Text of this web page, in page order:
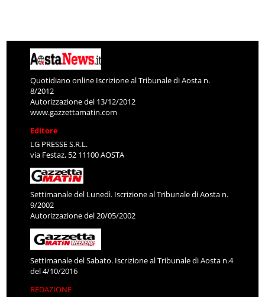
Quotidiano online Iscrizione al Tribunale di Aosta n.
8/2012
Autorizzazione del 13/12/2012
www.gazzettamatin.com
Editore
LG PRESSE S.R.L.
via Festaz, 52 11100 AOSTA
Settimanale del Lunedì. Iscrizione al Tribunale di Aosta n.
9/2002
Autorizzazione del 20/05/2002
Settimanale del Sabato. Iscrizione al Tribunale di Aosta n.4
del 4/10/2016
REDAZIONE